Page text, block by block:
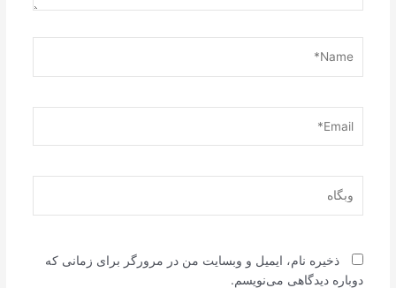
ذخیره نام، ایمیل و وبسایت من در مرورگر برای زمانی که
دوباره دیدگاهی می‌نویسم.